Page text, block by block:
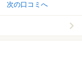
次の口コミへ